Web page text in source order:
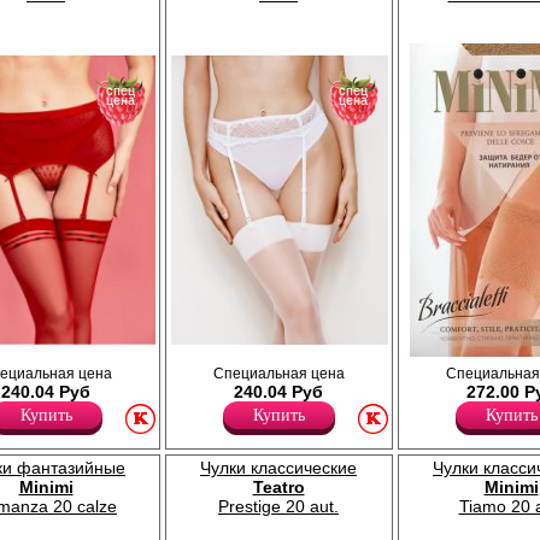
резинками, из
спец
цена
цена
240.04 Руб
Купить
тюле. Удобная застежка на крючки и
регулируемые резинки обеспечивают
максимальный комфорт.
Нейлон 88%
Эластан 12%
спец
цена
Специальная цена
240.04 Руб
Купить
Бандалетки кружевные на
основе, препятствует натиранию
части бедра. Указана таблица по
бедра: III - 53-57 см, IV - 58-62 см,
см, VI - 68-72 см.
Плотность -1ден
Полиамид 86%
272.00
Купить
фантазийные
Minimi
20 calze
Чулки классические
Teatro
Prestige 20 aut.
Чулки
Minimi
Tiamo 20